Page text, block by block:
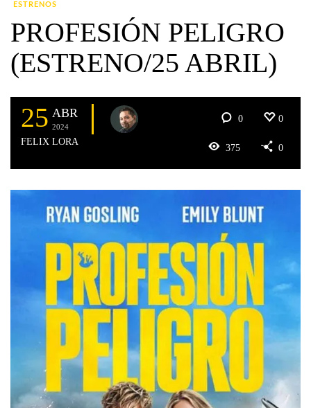
ESTRENOS
PROFESIÓN PELIGRO
(ESTRENO/25 ABRIL)
25 ABR
2024
FELIX LORA
0 0
375 0